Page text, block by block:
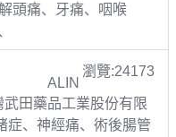
頭痛、牙痛、咽喉
瀏覽:24173
ALIN
田藥品工業股份有限
症、神經痛、術後腸管